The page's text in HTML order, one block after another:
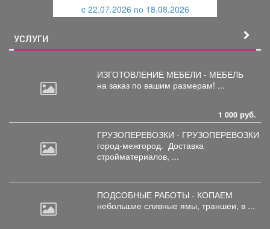
c 22.07.2026 по 18.08.2026
УСЛУГИ
ИЗГОТОВЛЕНИЕ МЕБЕЛИ - МЕБЕЛЬ
на заказ по вашим размерам! ...
1 000 руб.
ГРУЗОПЕРЕВОЗКИ - ГРУЗОПЕРЕВОЗКИ
город-межгород. Доставка
стройматериалов, ...
ПОДСОБНЫЕ РАБОТЫ - КОПАЕМ
небольшие сливные ямы, траншеи, в ...